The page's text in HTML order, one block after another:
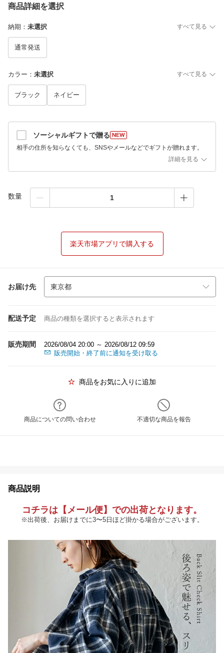
商品詳細を選択
納期 ： 未選択 すべて見る
通常発送
カラー ： 未選択 すべて見る
ブラック ネイビー
ソーシャルギフトで贈る
相手の住所を知らなくても、SNSやメールなどでギフトが贈れます。
詳細を見る
数量
楽天市場アプリで購入する
お届け先
配送予定 商品の種類を選択すると表示されます
販売期間
2026/08/04 20:00 ～ 2026/08/12 09:59
販売開始・終了前に通知を受け取る
商品をお気に入りに追加
商品についての問い合わせ 不適切な商品を報告
商品説明
コチラは【メール便】での出荷となります。
※出荷後、お届けまでに3〜5日ほど掛かる場合がございます。